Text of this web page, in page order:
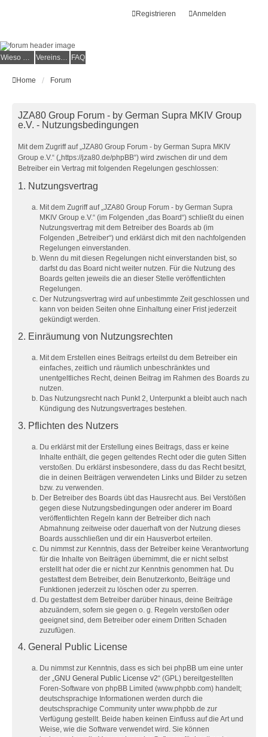
Anmelden
Registrieren
Wieso der e.V.? Vereinsmitglied werden FAQ
Home Forum
JZA80 Group Forum - by German Supra MKIV Group
e.V. - Nutzungsbedingungen
Mit dem Zugriff auf „JZA80 Group Forum - by German Supra MKIV
Group e.V.“ („https://jza80.de/phpBB“) wird zwischen dir und dem
Betreiber ein Vertrag mit folgenden Regelungen geschlossen:
1. Nutzungsvertrag
Mit dem Zugriff auf „JZA80 Group Forum - by German Supra
MKIV Group e.V.“ (im Folgenden „das Board“) schließt du einen
Nutzungsvertrag mit dem Betreiber des Boards ab (im
Folgenden „Betreiber“) und erklärst dich mit den nachfolgenden
Regelungen einverstanden.
Wenn du mit diesen Regelungen nicht einverstanden bist, so
darfst du das Board nicht weiter nutzen. Für die Nutzung des
Boards gelten jeweils die an dieser Stelle veröffentlichten
Regelungen.
Der Nutzungsvertrag wird auf unbestimmte Zeit geschlossen und
kann von beiden Seiten ohne Einhaltung einer Frist jederzeit
gekündigt werden.
2. Einräumung von Nutzungsrechten
Mit dem Erstellen eines Beitrags erteilst du dem Betreiber ein
einfaches, zeitlich und räumlich unbeschränktes und
unentgeltliches Recht, deinen Beitrag im Rahmen des Boards zu
nutzen.
Das Nutzungsrecht nach Punkt 2, Unterpunkt a bleibt auch nach
Kündigung des Nutzungsvertrages bestehen.
3. Pflichten des Nutzers
Du erklärst mit der Erstellung eines Beitrags, dass er keine
Inhalte enthält, die gegen geltendes Recht oder die guten Sitten
verstoßen. Du erklärst insbesondere, dass du das Recht besitzt,
die in deinen Beiträgen verwendeten Links und Bilder zu setzen
bzw. zu verwenden.
Der Betreiber des Boards übt das Hausrecht aus. Bei Verstößen
gegen diese Nutzungsbedingungen oder anderer im Board
veröffentlichten Regeln kann der Betreiber dich nach
Abmahnung zeitweise oder dauerhaft von der Nutzung dieses
Boards ausschließen und dir ein Hausverbot erteilen.
Du nimmst zur Kenntnis, dass der Betreiber keine Verantwortung
für die Inhalte von Beiträgen übernimmt, die er nicht selbst
erstellt hat oder die er nicht zur Kenntnis genommen hat. Du
gestattest dem Betreiber, dein Benutzerkonto, Beiträge und
Funktionen jederzeit zu löschen oder zu sperren.
Du gestattest dem Betreiber darüber hinaus, deine Beiträge
abzuändern, sofern sie gegen o. g. Regeln verstoßen oder
geeignet sind, dem Betreiber oder einem Dritten Schaden
zuzufügen.
4. General Public License
Du nimmst zur Kenntnis, dass es sich bei phpBB um eine unter
der „GNU General Public License v2“ (GPL) bereitgestellten
Foren-Software von phpBB Limited (www.phpbb.com) handelt;
deutschsprachige Informationen werden durch die
deutschsprachige Community unter www.phpbb.de zur
Verfügung gestellt. Beide haben keinen Einfluss auf die Art und
Weise, wie die Software verwendet wird. Sie können